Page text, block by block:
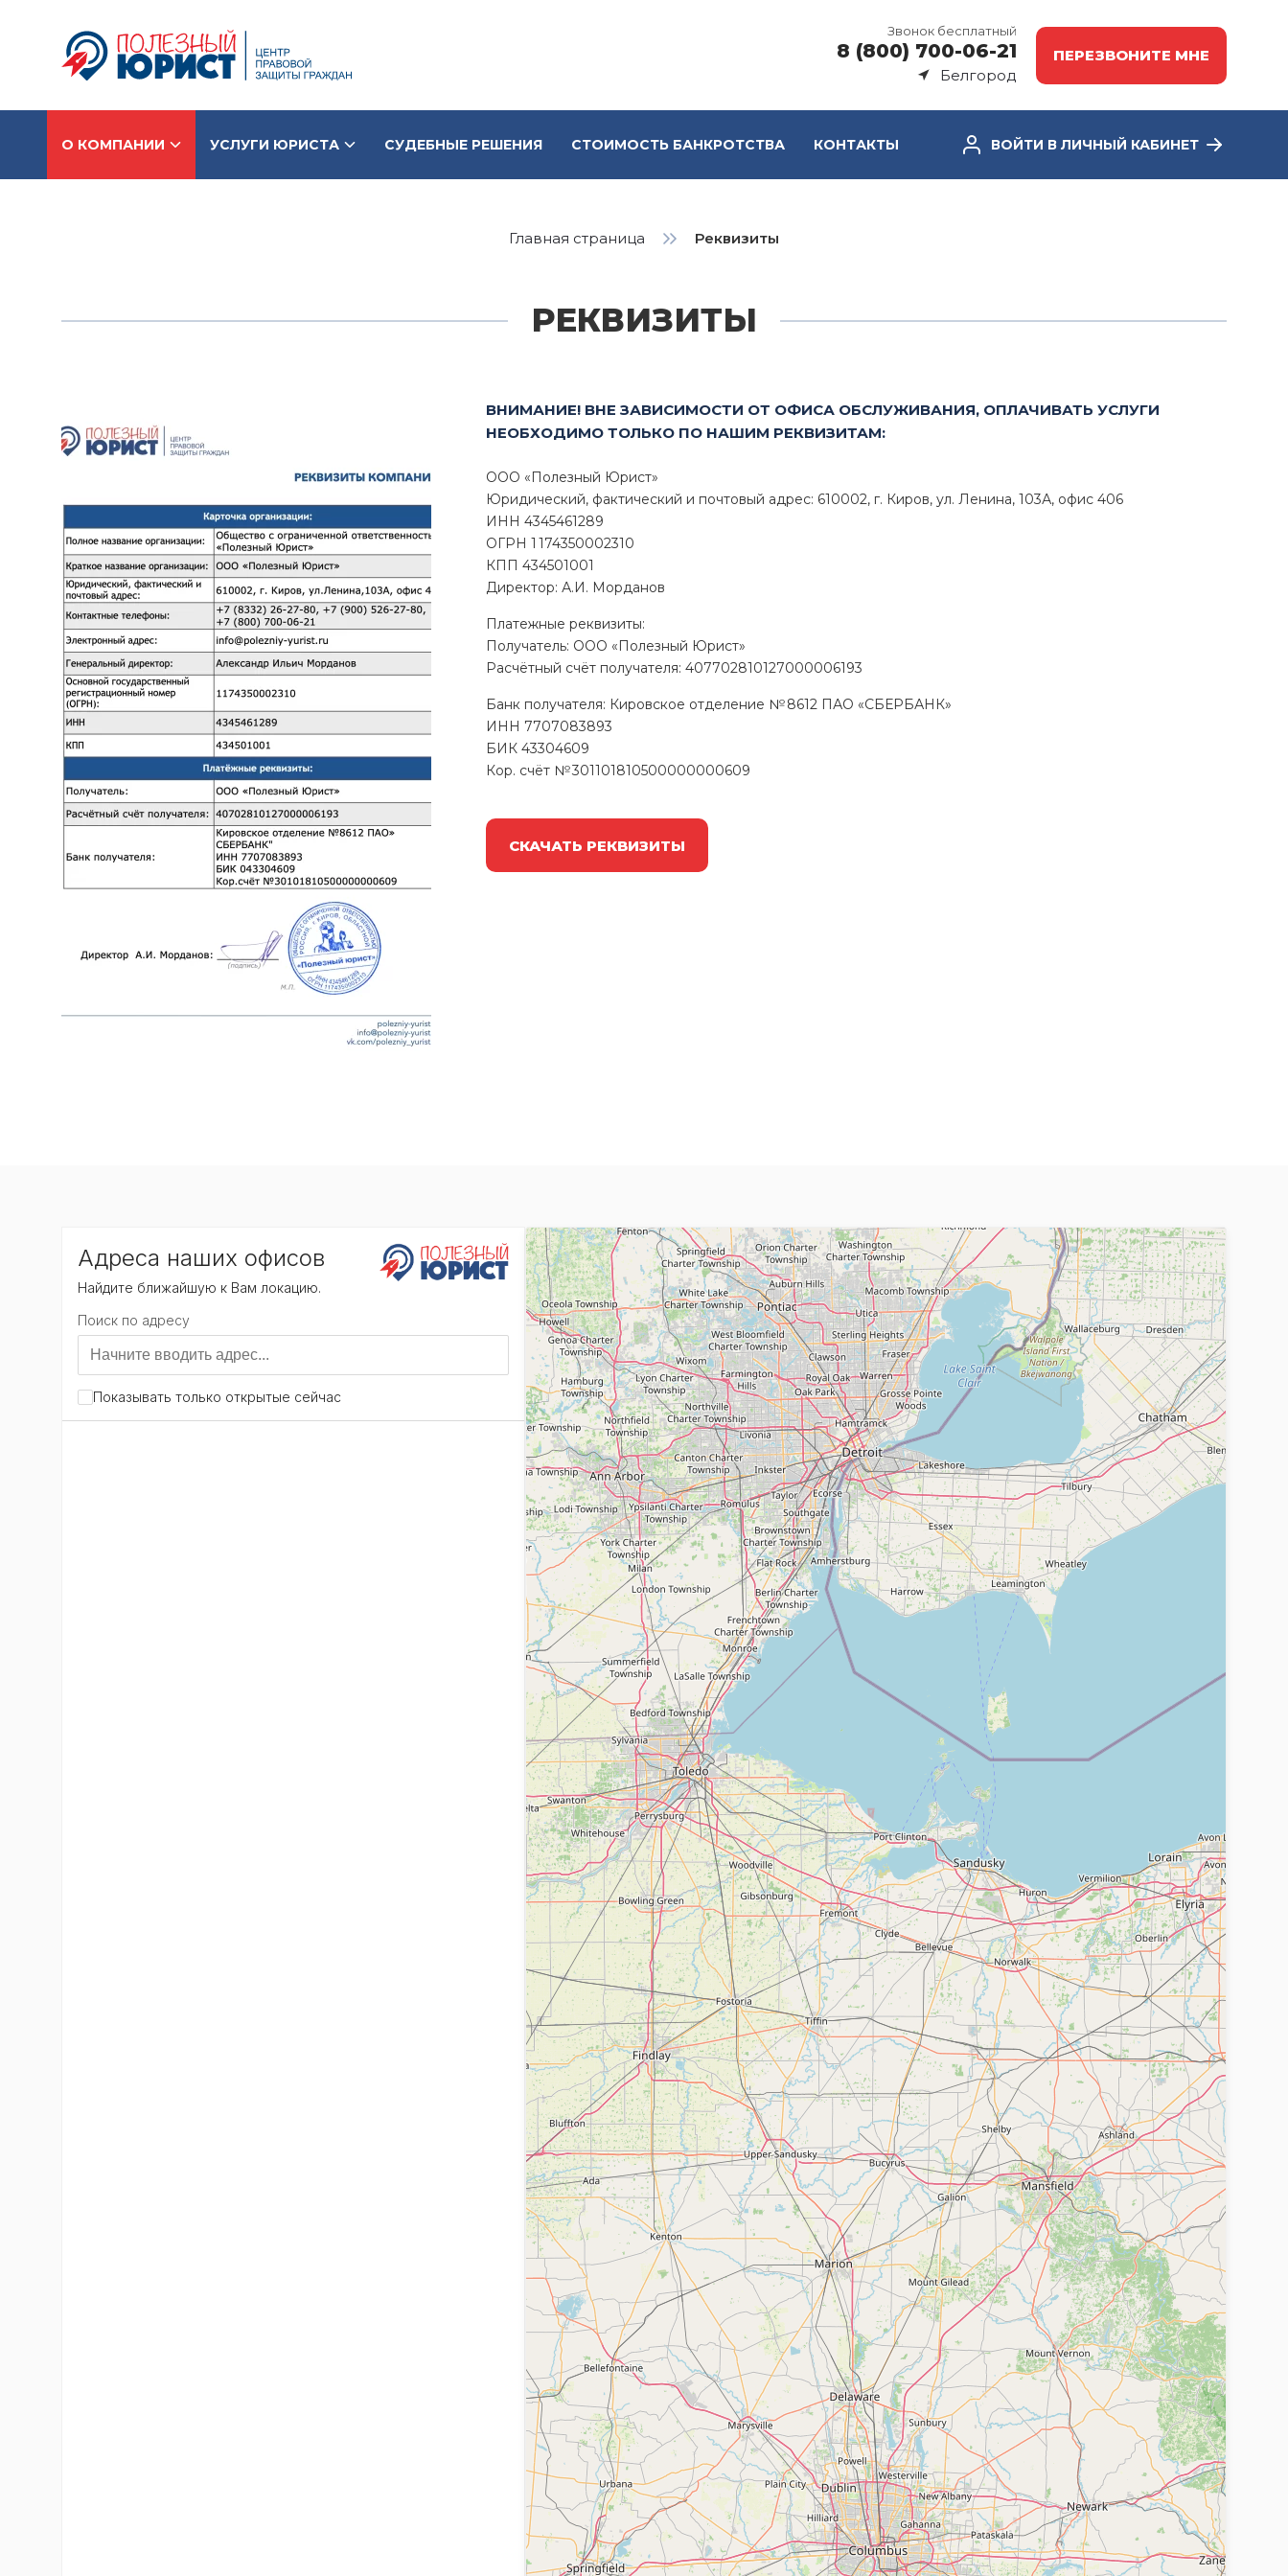
Звонок бесплатный
8 (800) 700-06-21
Белгород
ПЕРЕЗВОНИТЕ МНЕ
О КОМПАНИИ УСЛУГИ ЮРИСТА СУДЕБНЫЕ РЕШЕНИЯ СТОИМОСТЬ БАНКРОТСТВА КОНТАКТЫ ВОЙТИ В ЛИЧНЫЙ КАБИНЕТ
Главная страница Реквизиты
РЕКВИЗИТЫ
ВНИМАНИЕ! ВНЕ ЗАВИСИМОСТИ ОТ ОФИСА ОБСЛУЖИВАНИЯ, ОПЛАЧИВАТЬ УСЛУГИ
НЕОБХОДИМО ТОЛЬКО ПО НАШИМ РЕКВИЗИТАМ:
ООО «Полезный Юрист»
Юридический, фактический и почтовый адрес: 610002, г. Киров, ул. Ленина, 103А, офис 406
ИНН 4345461289
ОГРН 1 174350002310
КПП 434501001
Директор: А.И. Морданов
Платежные реквизиты:
Получатель: ООО «Полезный Юрист»
Расчётный счёт получателя: 407702810127000006193
Банк получателя: Кировское отделение № 8612 ПАО «СБЕРБАНК»
ИНН 7707083893
БИК 43304609
Кор. счёт № 301101810500000000609
СКАЧАТЬ РЕКВИЗИТЫ